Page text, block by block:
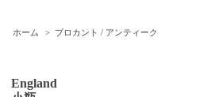
ホーム > ブロカント / アンティーク
England